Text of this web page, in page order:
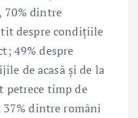
70% dintre
despre condițiile
49% despre
de acasă și de la
petrece timp de
dintre români